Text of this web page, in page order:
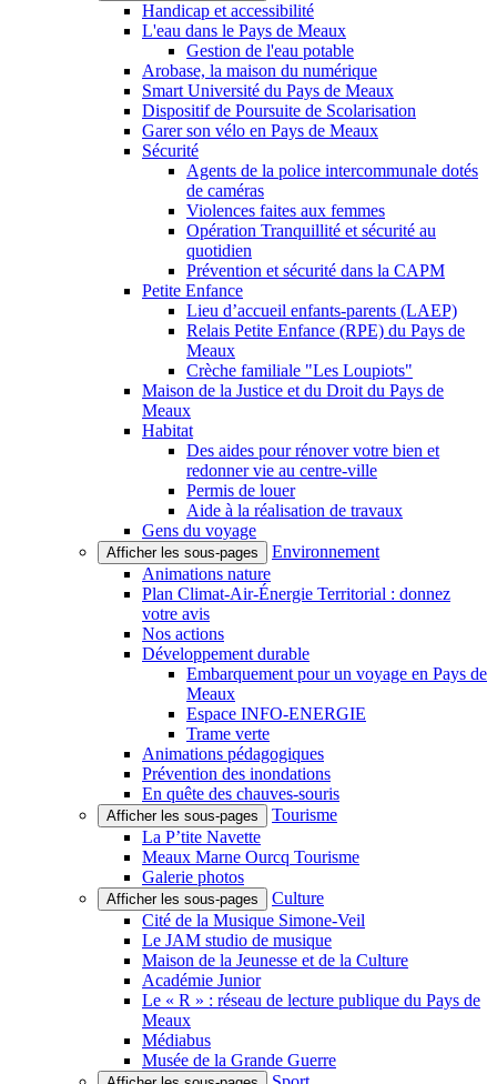
Handicap et accessibilité
L'eau dans le Pays de Meaux
Gestion de l'eau potable
Arobase, la maison du numérique
Smart Université du Pays de Meaux
Dispositif de Poursuite de Scolarisation
Garer son vélo en Pays de Meaux
Sécurité
Agents de la police intercommunale dotés
de caméras
Violences faites aux femmes
Opération Tranquillité et sécurité au
quotidien
Prévention et sécurité dans la CAPM
Petite Enfance
Lieu d’accueil enfants-parents (LAEP)
Relais Petite Enfance (RPE) du Pays de
Meaux
Crèche familiale "Les Loupiots"
Maison de la Justice et du Droit du Pays de
Meaux
Habitat
Des aides pour rénover votre bien et
redonner vie au centre-ville
Permis de louer
Aide à la réalisation de travaux
Gens du voyage
Afficher les sous-pages
Environnement
Animations nature
Plan Climat-Air-Énergie Territorial : donnez
votre avis
Nos actions
Développement durable
Embarquement pour un voyage en Pays de
Meaux
Espace INFO-ENERGIE
Trame verte
Animations pédagogiques
Prévention des inondations
En quête des chauves-souris
Afficher les sous-pages
Tourisme
La P’tite Navette
Meaux Marne Ourcq Tourisme
Galerie photos
Afficher les sous-pages
Culture
Cité de la Musique Simone-Veil
Le JAM studio de musique
Maison de la Jeunesse et de la Culture
Académie Junior
Le « R » : réseau de lecture publique du Pays de
Meaux
Médiabus
Musée de la Grande Guerre